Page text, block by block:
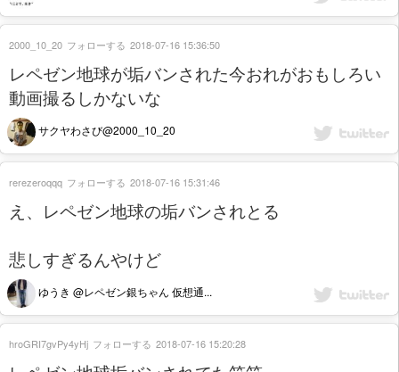
レペゼン地球が垢バンされた今おれがおもしろい
動画撮るしかないな
サクヤわさび@2000_10_20
2000_10_20 フォローする 2018-07-16 15:36:50
え、レペゼン地球の垢バンされとる
悲しすぎるんやけど
ゆうき @レペゼン銀ちゃん 仮想通...
rerezeroqqq フォローする 2018-07-16 15:31:46
hroGRI7gvPy4yHj フォローする 2018-07-16 15:20:28